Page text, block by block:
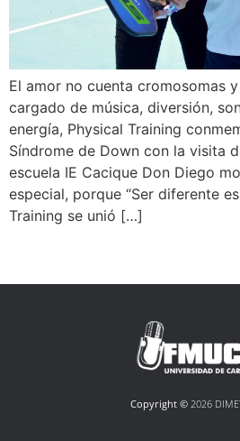
El amor no cuenta cromosomas
cargado de música, diversión,
energía, Physical Training
Síndrome de Down con la visita
escuela IE Cacique Don Diego
especial, porque “Ser diferente
Training se unió […]
Copyright © 2026